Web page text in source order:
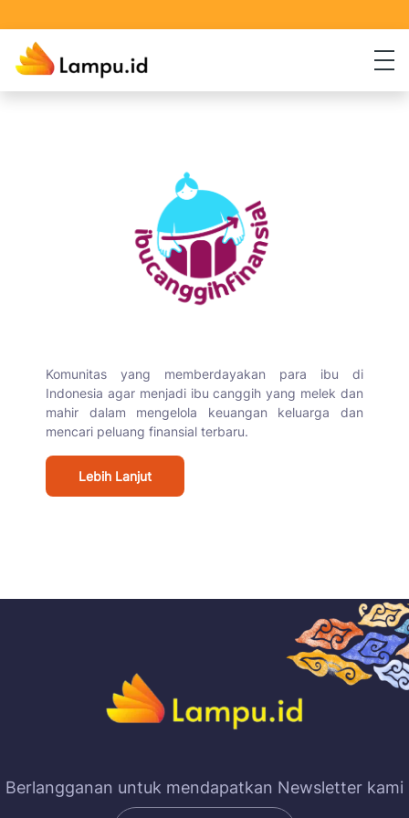
Komunitas yang memberdayakan para ibu di
Indonesia agar menjadi ibu canggih yang melek dan
mahir dalam mengelola keuangan keluarga dan
mencari peluang finansial terbaru.
Lebih Lanjut
Berlangganan untuk mendapatkan Newsletter kami